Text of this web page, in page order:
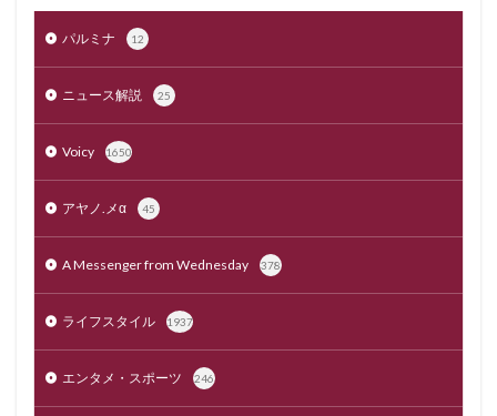
パルミナ 12
ニュース解説 25
Voicy 1650
アヤノ.メα 45
A Messenger from Wednesday 378
ライフスタイル 1937
エンタメ・スポーツ 246